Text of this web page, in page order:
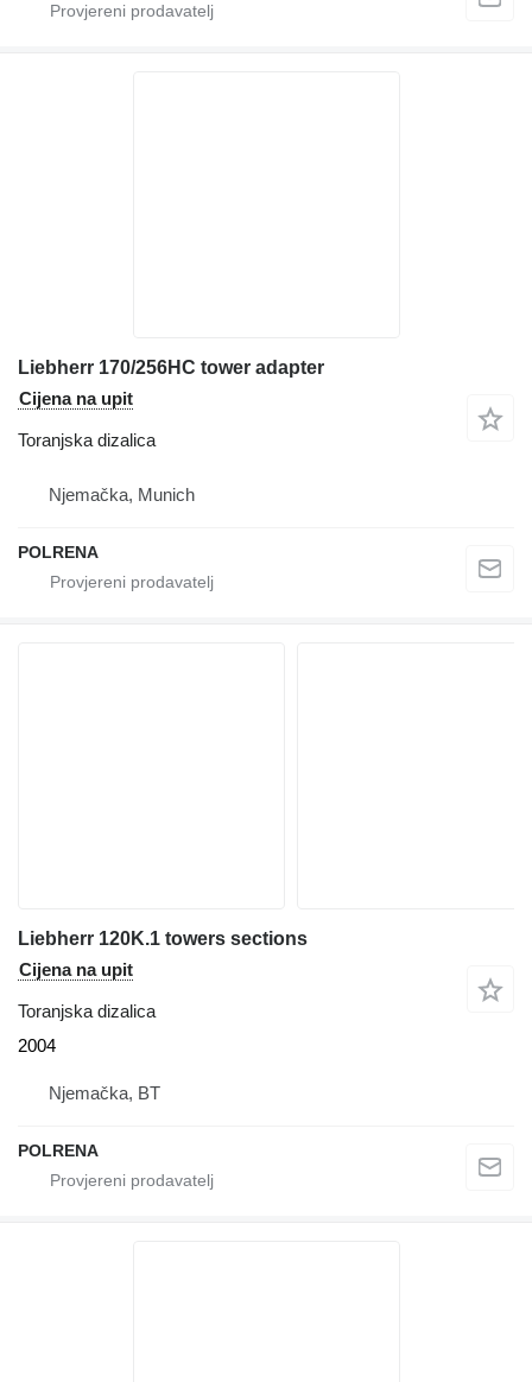
Liebherr 170/256HC tower adapter
Cijena na upit
Toranjska dizalica
Njemačka, Munich
POLRENA
Liebherr 120K.1 towers sections
Cijena na upit
Toranjska dizalica
2004
Njemačka, BT
POLRENA